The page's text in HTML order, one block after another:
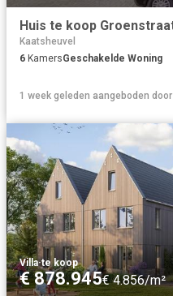
Kaatsheuvel
6 KamersGeschakelde Woning
1 week geleden aangeboden door
Villa·te koop
€ 878.945€ 4.856/m²